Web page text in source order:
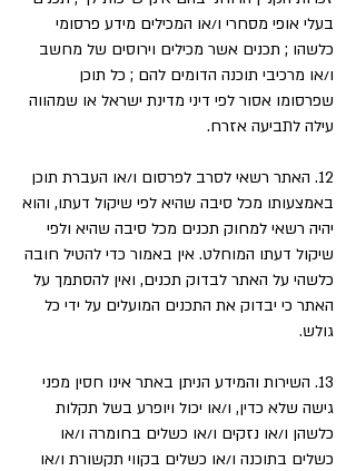
בעלי אופי מסחרי ו/או המכילים מידע פרסומי
כלשהו ; תכנים אשר מכילים וירוסים של מחשב
ו/או מרכיבי תוכנה הדומים להם ; כל תוכן
שפרסומו אסור לפי דיני מדינת ישראל או שמהווה
עילה לתביעה אזרח.
12. האתר רשאי לסרב לפרסום ו/או העברת תוכן
באמצעותו מכל סיבה שהיא לפי שיקול דעתו, והוא
יהיה רשאי למחוק תכנים מכל סיבה שהיא ולפי
שיקול דעתו המוחלט. אין באמור כדי להטיל חובה
כלשהי על האתר לבדוק תכנים, ואין להסתמך על
האתר כי יבדוק את התכנים המועלים על ידי כל
גולש.
13. השירות והמידע הניתן באתר אינו חסין מפני
גישה שלא כדין, ו/או יכול ויופרע בשל תקלות
כלשהן ו/או נזקים ו/או כשלים בחומרה ו/או
כשלים בתוכנה ו/או כשלים בקווי תקשורת ו/או